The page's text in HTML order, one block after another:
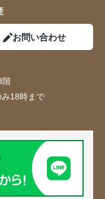
お問い合わせ
階
18時まで